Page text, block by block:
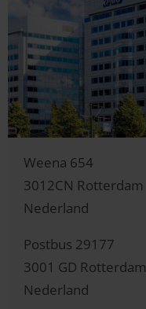
Weena 654
3012CN Rotterdam
Nederland
Postbus 29177
3001 GD Rotterdam
Nederland